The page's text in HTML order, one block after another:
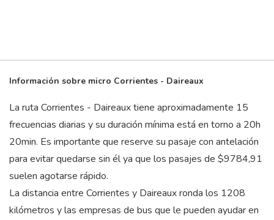
Información sobre micro Corrientes - Daireaux
La ruta Corrientes - Daireaux tiene aproximadamente 15
frecuencias diarias y su duración mínima está en torno a 20h
20min. Es importante que reserve su pasaje con antelación
para evitar quedarse sin él ya que los pasajes de $9784,91
suelen agotarse rápido.
La distancia entre Corrientes y Daireaux ronda los 1208
kilómetros y las empresas de bus que le pueden ayudar en